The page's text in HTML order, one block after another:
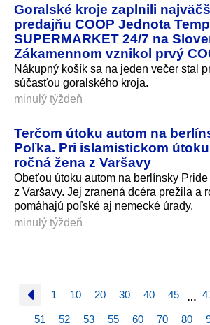
Goralské kroje zaplnili
predajňu COOP Jednota
SUPERMARKET 24/7 na
Zákamennom vznikol prvý
Nákupný košík sa na jeden večer stal
súčasťou goralského kroja.
minulý týždeň
Terčom útoku autom na
Poľka. Pri islamistickom
ročná žena z Varšavy
Obeťou útoku autom na berlínsky
z Varšavy. Jej zranená dcéra prežila a
pomáhajú poľské aj nemecké úrady.
minulý týždeň
1 10 20 30 40 45 …
51 52 53 55 60 70 80